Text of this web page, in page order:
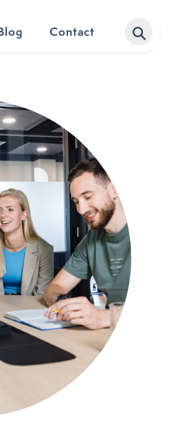
Contact